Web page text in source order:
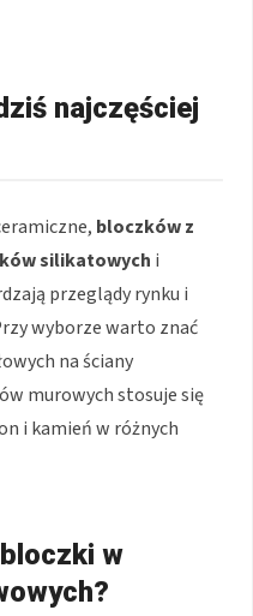
najczęściej
bloczków z
silikatowych i
przeglądy rynku i
wyborze warto znać
na ściany
murowych stosuje się
i kamień w różnych
w